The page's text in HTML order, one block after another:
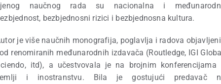
naučnog rada su nacionalna i
bezbjednosni rizici i bezbjednosna kultura.
je više naučnih monografija, poglavlja i radova
renomiranih međunarodnih izdavača (Routledge, IGI
itd), a učestvovala je na brojnim konferencijama
i inostranstvu. Bila je gostujući predavač